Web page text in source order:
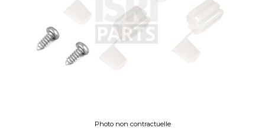
Photo non contractuelle